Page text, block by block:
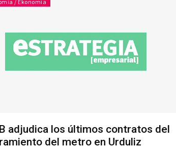
/ Ekonomia
adjudica los últimos contratos del
del metro en Urduliz